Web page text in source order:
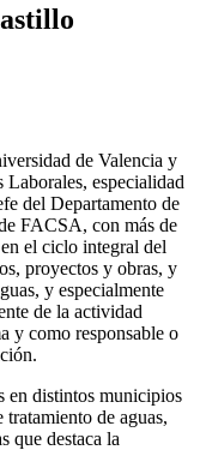
de Valencia y
especialidad
del Departamento de
FACSA, con más de
el ciclo integral del
proyectos y obras, y
y especialmente
de la actividad
y como responsable o
en distintos municipios
tratamiento de aguas,
que destaca la